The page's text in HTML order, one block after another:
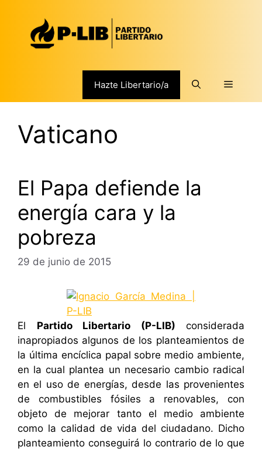
contenido
Hazte Libertario/a Menú
Vaticano
El Papa defiende la
energía cara y la
pobreza
29 de junio de 2015
El Partido Libertario (P-LIB) considerada
inapropiados algunos de los planteamientos de
la última encíclica papal sobre medio ambiente,
en la cual plantea un necesario cambio radical
en el uso de energías, desde las provenientes
de combustibles fósiles a renovables, con
objeto de mejorar tanto el medio ambiente
como la calidad de vida del ciudadano. Dicho
planteamiento conseguirá lo contrario de lo que